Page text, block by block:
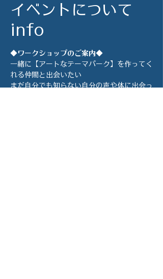
イベントについて
info
◆ワークショップのご案内◆
一緒に【アートなテーマパーク】を作ってく
れる仲間と出会いたい
まだ自分でも知らない自分の声や体に出会っ